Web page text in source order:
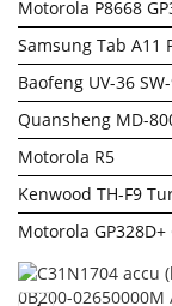
Motorola P8668
Samsung Tab A11
Baofeng UV-36
Quansheng MD-
Motorola R5
Kenwood TH-F9
Motorola GP328D+